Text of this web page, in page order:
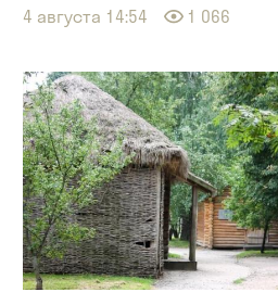
4 августа 14:54 1 066